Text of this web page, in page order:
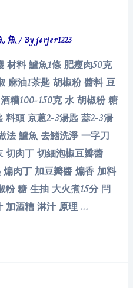
,魚/ Byjerjer1223
材料 鱸魚1條 肥瘦肉50克
麻油1茶匙 胡椒粉 醬料 豆
糟100-150克 水 胡椒粉 糖
料頭 京蔥2-3湯匙 蒜2-3湯
法 鱸魚 去鰭洗淨 一字刀
切肉丁 切細泡椒豆瓣醬
肉丁 加豆瓣醬 煸香 加料
糖 生抽 大火煮15分 閂
加酒糟 淋汁 原理 …